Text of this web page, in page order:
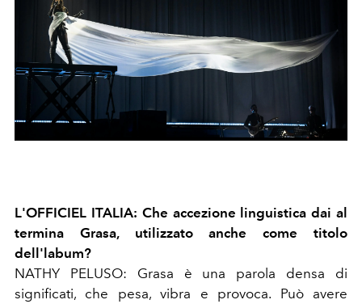
L'OFFICIEL ITALIA: Che accezione linguistica dai al
termina Grasa, utilizzato anche come titolo
dell'labum?
NATHY PELUSO:
Grasa è una parola densa di
significati, che pesa, vibra e provoca. Può avere